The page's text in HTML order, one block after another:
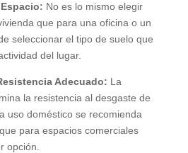
No es lo mismo elegir
que para una oficina o un
seleccionar el tipo de suelo que
del lugar.
Adecuado: La
la resistencia al desgaste de
uso doméstico se recomienda
para espacios comerciales
opción.